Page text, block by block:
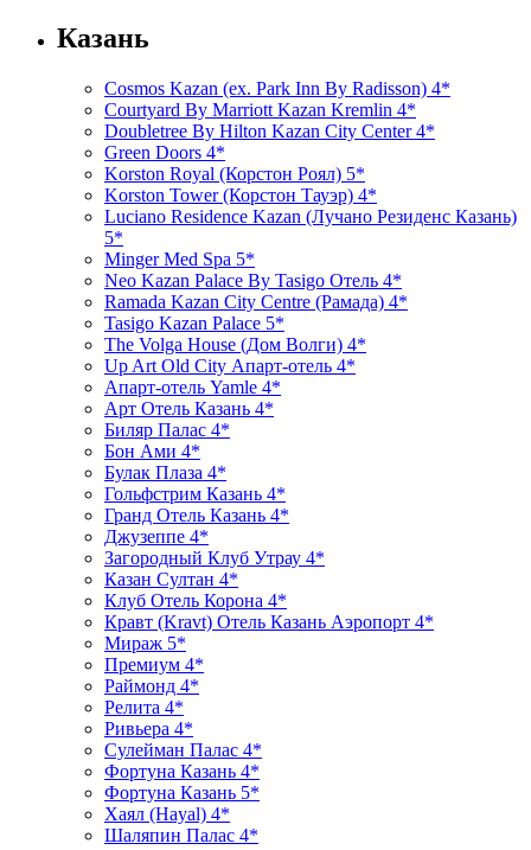
Казань
Cosmos Kazan (ex. Park Inn By Radisson) 4*
Courtyard By Marriott Kazan Kremlin 4*
Doubletree By Hilton Kazan City Center 4*
Green Doors 4*
Korston Royal (Корстон Роял) 5*
Korston Tower (Корстон Тауэр) 4*
Luciano Residence Kazan (Лучано Резиденс Казань)
5*
Minger Med Spa 5*
Neo Kazan Palace By Tasigo Отель 4*
Ramada Kazan City Centre (Рамада) 4*
Tasigo Kazan Palace 5*
The Volga House (Дом Волги) 4*
Up Art Old City Апарт-отель 4*
Апарт-отель Yamle 4*
Арт Отель Казань 4*
Биляр Палас 4*
Бон Ами 4*
Булак Плаза 4*
Гольфстрим Казань 4*
Гранд Отель Казань 4*
Джузеппе 4*
Загородный Клуб Утрау 4*
Казан Султан 4*
Клуб Отель Корона 4*
Кравт (Kravt) Отель Казань Аэропорт 4*
Мираж 5*
Премиум 4*
Раймонд 4*
Релита 4*
Ривьера 4*
Сулейман Палас 4*
Фортуна Казань 4*
Фортуна Казань 5*
Хаял (Hayal) 4*
Шаляпин Палас 4*